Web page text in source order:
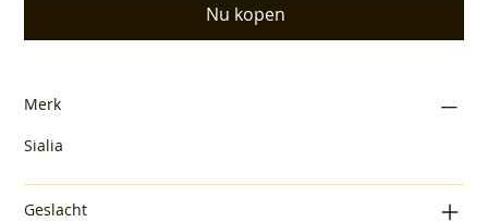
Nu kopen
Merk
Sialia
Geslacht